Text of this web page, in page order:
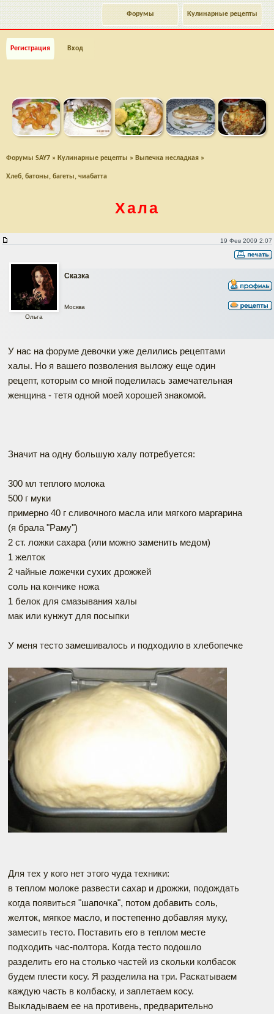
Кулинарные рецепты
Форумы
Регистрация Вход
Форумы SAY7 » Кулинарные рецепты » Выпечка несладкая »
Хлеб, батоны, багеты, чиабатта
Хала
19 Фев 2009 2:07
Сказка
Ольга
Москва
У нас на форуме девочки уже делились рецептами
халы. Но я вашего позволения выложу еще один
рецепт, которым со мной поделилась замечательная
женщина - тетя одной моей хорошей знакомой.
Значит на одну большую халу потребуется:
300 мл теплого молока
500 г муки
примерно 40 г сливочного масла или мягкого маргарина
(я брала "Раму")
2 ст. ложки сахара (или можно заменить медом)
1 желток
2 чайные ложечки сухих дрожжей
соль на кончике ножа
1 белок для смазывания халы
мак или кунжут для посыпки
У меня тесто замешивалось и подходило в хлебопечке
Для тех у кого нет этого чуда техники:
в теплом молоке развести сахар и дрожжи, подождать
когда появиться "шапочка", потом добавить соль,
желток, мягкое масло, и постепенно добавляя муку,
замесить тесто. Поставить его в теплом месте
подходить час-полтора. Когда тесто подошло
разделить его на столько частей из скольки колбасок
будем плести косу. Я разделила на три. Раскатываем
каждую часть в колбаску, и заплетаем косу.
Выкладываем ее на противень, предварительно